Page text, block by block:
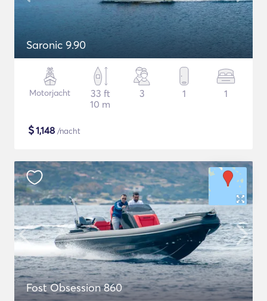
Saronic 9.90
Motorjacht
33 ft
10 m
3 1 1
$1,148 /nacht
Fost Obsession 860